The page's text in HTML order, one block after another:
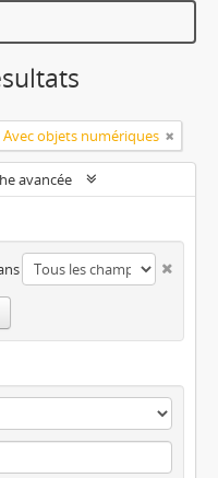
Avec objets numériques
avancée